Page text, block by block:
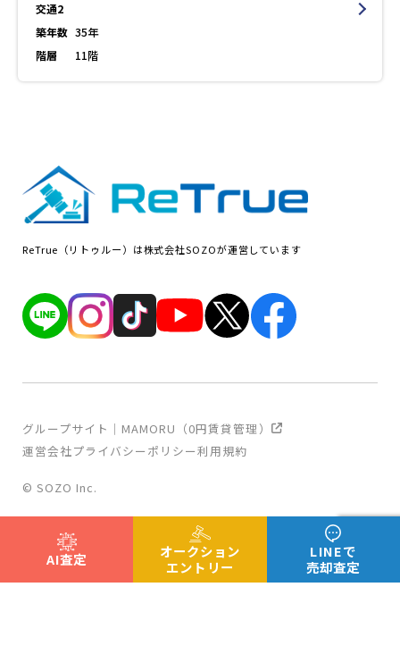
交通2
築年数 35年
階層
11階
AI査定
オークション
エントリー
LINEで
売却査定
ReTrue（リトゥルー）は株式会社SOZOが運営しています
運営会社プライバシーポリシー利用規約
グループサイト｜MAMORU（0円賃貸管理）
© SOZO Inc.